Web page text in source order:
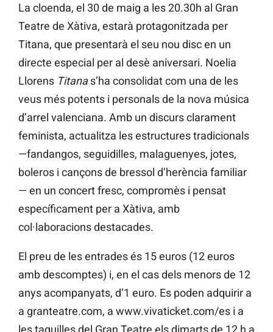
La cloenda, el 30 de maig a les 20.30h al Gran
Teatre de Xàtiva, estarà protagonitzada per
Titana, que presentarà el seu nou disc en un
directe especial per al desè aniversari. Noelia
Llorens Titanas’ha consolidat com una de les
veus més potents i personals de la nova música
d’arrel valenciana. Amb un discurs clarament
feminista, actualitza les estructures tradicionals
—fandangos, seguidilles, malaguenyes, jotes,
boleros i cançons de bressol d’herència familiar
— en un concert fresc, compromès i pensat
específicament per a Xàtiva, amb
col·laboracions destacades.
El preu de les entrades és 15 euros (12 euros
amb descomptes) i, en el cas dels menors de 12
anys acompanyats, d’1 euro. Es poden adquirir a
a granteatre.com, a www.vivaticket.com/es i a
les taquilles del Gran Teatre els dimarts de 12 h a